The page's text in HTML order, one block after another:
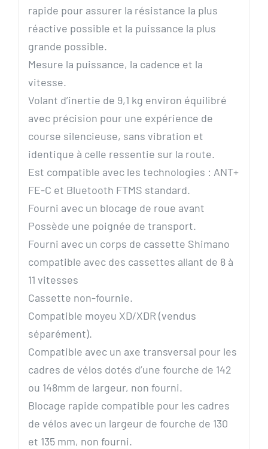
rapide pour assurer la résistance la plus
réactive possible et la puissance la plus
grande possible.
Mesure la puissance, la cadence et la
vitesse.
Volant d’inertie de 9,1 kg environ équilibré
avec précision pour une expérience de
course silencieuse, sans vibration et
identique à celle ressentie sur la route.
Est compatible avec les technologies : ANT+
FE-C et Bluetooth FTMS standard.
Fourni avec un blocage de roue avant
Possède une poignée de transport.
Fourni avec un corps de cassette Shimano
compatible avec des cassettes allant de 8 à
11 vitesses
Cassette non-fournie.
Compatible moyeu XD/XDR (vendus
séparément).
Compatible avec un axe transversal pour les
cadres de vélos dotés d’une fourche de 142
ou 148mm de largeur, non fourni.
Blocage rapide compatible pour les cadres
de vélos avec un largeur de fourche de 130
et 135 mm, non fourni.